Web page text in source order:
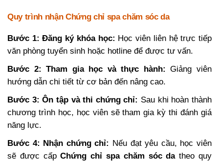
Quy trình nhận Chứng chỉ spa chăm sóc da
Bước 1: Đăng ký khóa học: Học viên liên hệ trực tiếp
văn phòng tuyển sinh hoặc hotline để được tư vấn.
Bước 2: Tham gia học và thực hành:Giảng viên
hướng dẫn chi tiết từ cơ bản đến nâng cao.
Bước 3: Ôn tập và thi chứng chỉ: Sau khi hoàn thành
chương trình học, học viên sẽ tham gia kỳ thi đánh giá
năng lực.
Bước 4: Nhận chứng chỉ: Nếu đạt yêu cầu, học viên
sẽ được cấpChứng chỉ spa chăm sóc datheo quy